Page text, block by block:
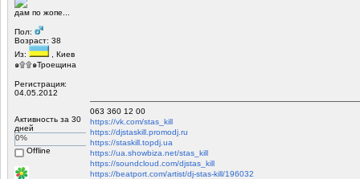
дам по жопе...
Пол:
Возраст: 38
Из:
, Киев
๑۩۩๑Троещина
Регистрация:
04.05.2012
Активность за 30
дней
0%
Offline
063 360 12 00
https://vk.com/stas_kill
https://djstaskill.promodj.ru
https://staskill.topdj.ua
https://ua.showbiza.net/stas_kill
https://soundcloud.com/djstas_kill
https://beatport.com/artist/dj-stas-kill/196032